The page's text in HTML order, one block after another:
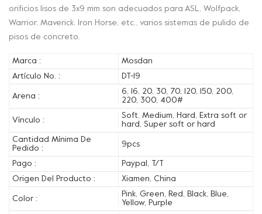
orificios lisos de 3x9 mm son adecuados para ASL, Wolfpack,
Warrior, Maverick, Iron Horse, etc., varios sistemas de pulido de
pisos de concreto.
Marca :
Mosdan
Artículo No. :
DT-19
Arena :
6, 16, 20, 30, 70, 120, 150, 200,
220, 300, 400#
Vínculo :
Soft, Medium, Hard, Extra soft or
hard, Super soft or hard
Cantidad Mínima De
Pedido :
9pcs
Pago :
Paypal, T/T
Origen Del Producto :
Xiamen, China
Color :
Pink, Green, Red, Black, Blue,
Yellow, Purple